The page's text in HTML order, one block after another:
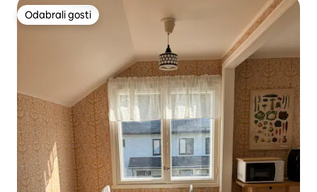
Odabrali gosti
Odabrali gosti